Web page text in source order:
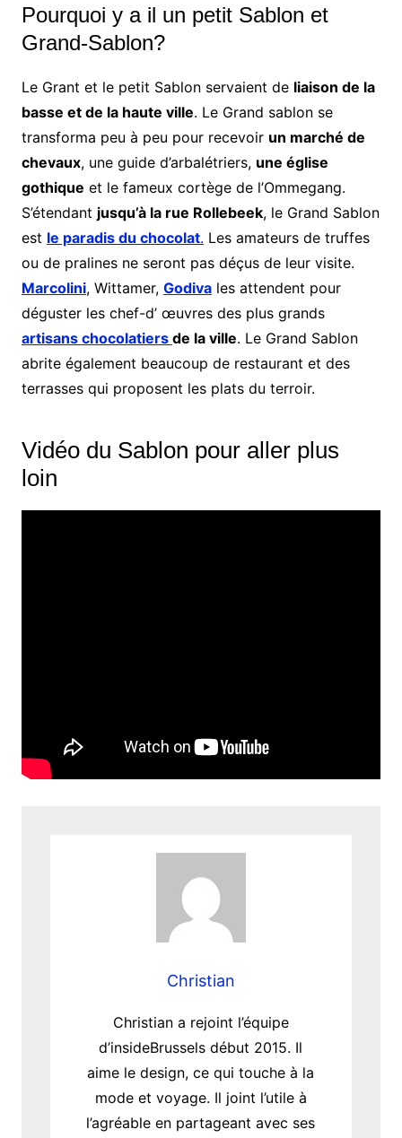
Pourquoi y a il un petit Sablon et
Grand-Sablon?
Le Grant et le petit Sablon servaient de liaison de la
basse et de la haute ville. Le Grand sablon se
transforma peu à peu pour recevoir un marché de
chevaux, une guide d’arbalétriers, une église
gothique et le fameux cortège de l’Ommegang.
S’étendant jusqu’à la rue Rollebeek, le Grand Sablon
est le paradis du chocolat. Les amateurs de truffes
ou de pralines ne seront pas déçus de leur visite.
Marcolini, Wittamer, Godivales attendent pour
déguster les chef-d’ œuvres des plus grands
artisans chocolatiers de la ville. Le Grand Sablon
abrite également beaucoup de restaurant et des
terrasses qui proposent les plats du terroir.
Vidéo du Sablon pour aller plus
loin
Christian
Christian a rejoint l’équipe
d’insideBrussels début 2015. Il
aime le design, ce qui touche à la
mode et voyage. Il joint l’utile à
l’agréable en partageant avec ses